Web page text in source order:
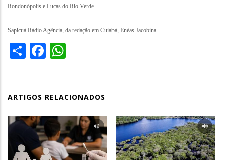
Rondonópolis e Lucas do Rio Verde.
Sapicuá Rádio Agência, da redação em Cuiabá, Enéas Jacobina
ShareFacebook
ARTIGOS RELACIONADOS